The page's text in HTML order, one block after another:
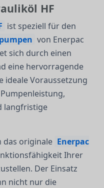
HF
ist speziell für den
von Enerpac
sich durch einen
eine hervorragende
ideale Voraussetzung
langfristige
das originale Enerpac
Ihrer
Der Einsatz
nicht nur die